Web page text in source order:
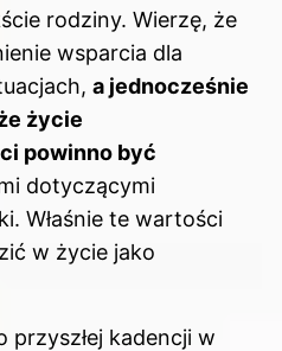
rodziny. Wierzę, że
wsparcia dla
a jednocześnie
życie
powinno być
dotyczącymi
Właśnie te wartości
w życie jako
przyszłej kadencji w